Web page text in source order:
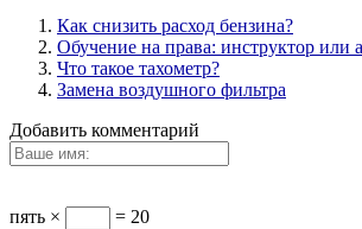
Как снизить расход бензина?
Обучение на права: инструктор или
Что такое тахометр?
Замена воздушного фильтра
Добавить комментарий
пять × = 20